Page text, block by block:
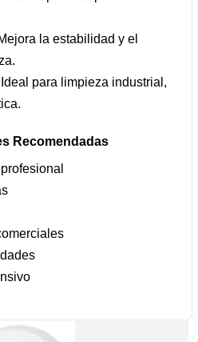
la estabilidad y el
Ideal para limpieza industrial,
Recomendadas